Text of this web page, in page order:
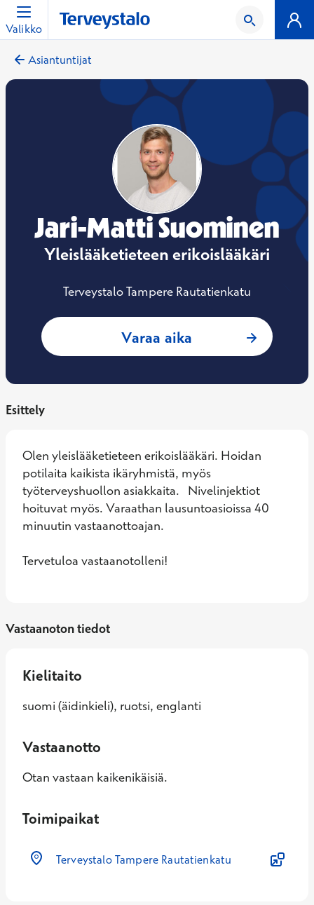
Valikko
Asiantuntijat
Jari-Matti Suominen
Yleislääketieteen erikoislääkäri
Terveystalo Tampere Rautatienkatu
Varaa aika : Jari-Matti
Esittely
Olen yleislääketieteen erikoislääkäri. Hoidan
potilaita kaikista ikäryhmistä, myös
työterveyshuollon asiakkaita.   Nivelinjektiot
hoituvat myös. Varaathan lausuntoasioissa 40
minuutin vastaanottoajan.
Tervetuloa vastaanotolleni!
Vastaanoton tiedot
Kielitaito
suomi (äidinkieli), ruotsi, englanti
Vastaanotto
Otan vastaan kaikenikäisiä.
Toimipaikat
Terveystalo Tampere Rautatienkatu